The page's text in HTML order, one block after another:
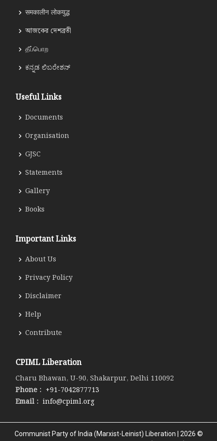
समकालीन लोकयुद्ध
আজকের দেশব্রতী
தீப்பொற
ಕನ್ನಡ ಲಿಬರೇಶನ್
Useful Links
Documents
Organisation
GJSC
Statements
Gallery
Books
Important Links
About Us
Privacy Policy
Disclaimer
Help
Contribute
CPIML Liberation
Charu Bhawan, U-90, Shakarpur, Delhi 110092
Phone : +91-7042877713
Email : info@cpiml.org
Communist Party of India (Marxist-Leinist) Liberation | 2026 ©